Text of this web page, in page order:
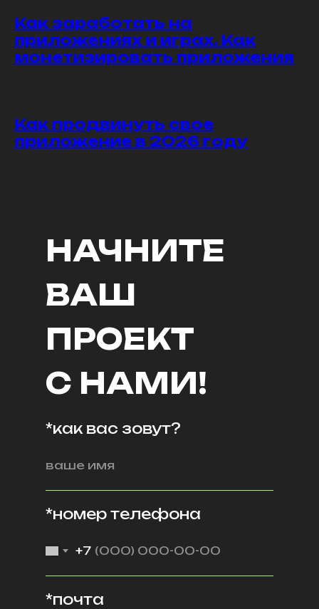
Как заработать на
приложениях и играх. Как
монетизировать приложения
Как продвинуть свое
приложение в 2026 году
*как вас зовут?
*номер телефона
+7
*почта
НАЧНИТЕ
ВАШ
ПРОЕКТ
С НАМИ!